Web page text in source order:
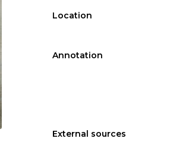
Location
Annotation
External sources